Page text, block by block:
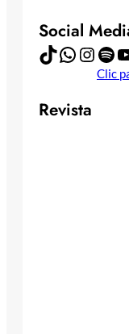
Social
TikTok WhatsApp Instagram Spotify YouTube
Clic
Revista